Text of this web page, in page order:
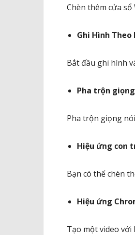
Chèn thêm cửa
Ghi Hình Theo
Bắt đầu ghi hình
Pha trộn
Pha trộn giọng
Hiệu ứng con
Bạn có thể chèn
Hiệu ứng
Tạo một video